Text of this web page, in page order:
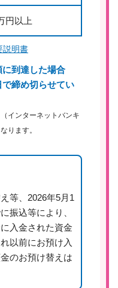
円以上
説明書
到達した場合
締め切らせてい
インターネットバンキ
ります。
等、2026年5月1
振込等により、
入金された資金
以前にお預け入
のお預け替えは